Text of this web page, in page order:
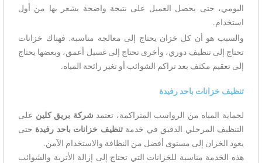
اليومي، حتى يحصل العميل على نتيجة واضحة يشعر بها من أول
استخدام.
والسبب هو أن كل خزان يحتاج إلى معالجة مناسبة. فهناك خزانات
تحتاج إلى تنظيف دوري، وأخرى تحتاج إلى غسيل أعمق، وبعضها يحتاج
إلى تعقيم مكثف بعد تراكم الشوائب أو تغير رائحة المياه.
تنظيف خزانات باحد رفيدة
لحماية المياه من الرواسب المتراكمة، تعتمد شركة بريق كلين على
التنظيف المرحلي الدقيق في خدمةتنظيف خزانات باحد رفيدة حتى
يعود الخزان إلى مستوى أفضل من النظافة والاستخدام الآمن.
هذه الخدمة مناسبة للخزانات التي تحتاج إلى إزالة الأتربة والشوائب